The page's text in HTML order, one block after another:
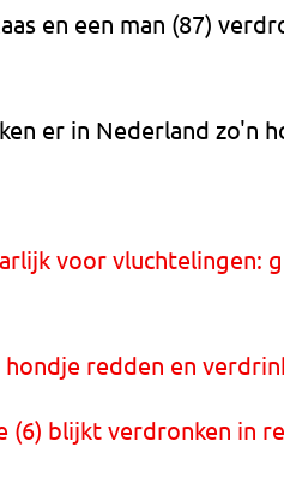
en een man (87)
er in Nederland zo'n
voor vluchtelingen:
hondje redden en
(6) blijkt verdronken in